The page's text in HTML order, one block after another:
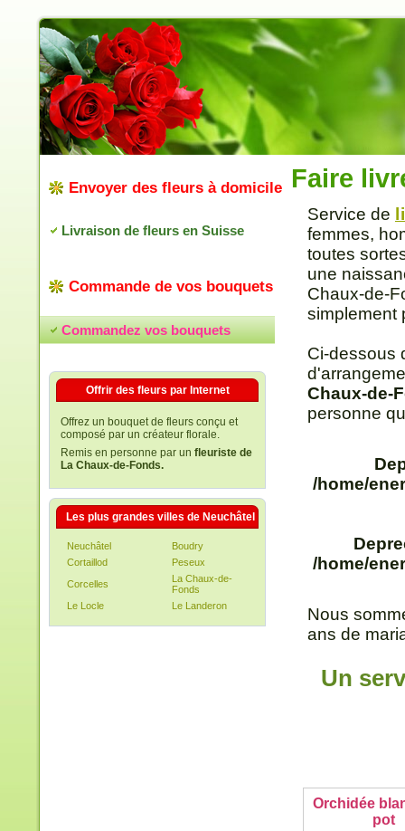
Envoyer des fleurs à domicile
Livraison de fleurs en Suisse
Commande de vos bouquets
Commandez vos bouquets
Offrir des fleurs par Internet
Offrez un bouquet de fleurs conçu et
composé par un créateur florale.
Remis en personne par un fleuriste de
La Chaux-de-Fonds.
Les plus grandes villes de Neuchâtel
Neuchâtel
Boudry
Cortaillod
Peseux
Corcelles
La Chaux-de-
Fonds
Le Locle
Le Landeron
Faire
Service de
femmes,
toutes
une
Chaux-de-
simplement
Ci-dessous
Chaux-de-
personne
/home/
/home/
Nous
ans de
Un
Orchidée
pot